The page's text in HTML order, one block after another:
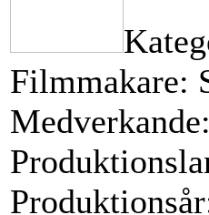
Filmmakare: